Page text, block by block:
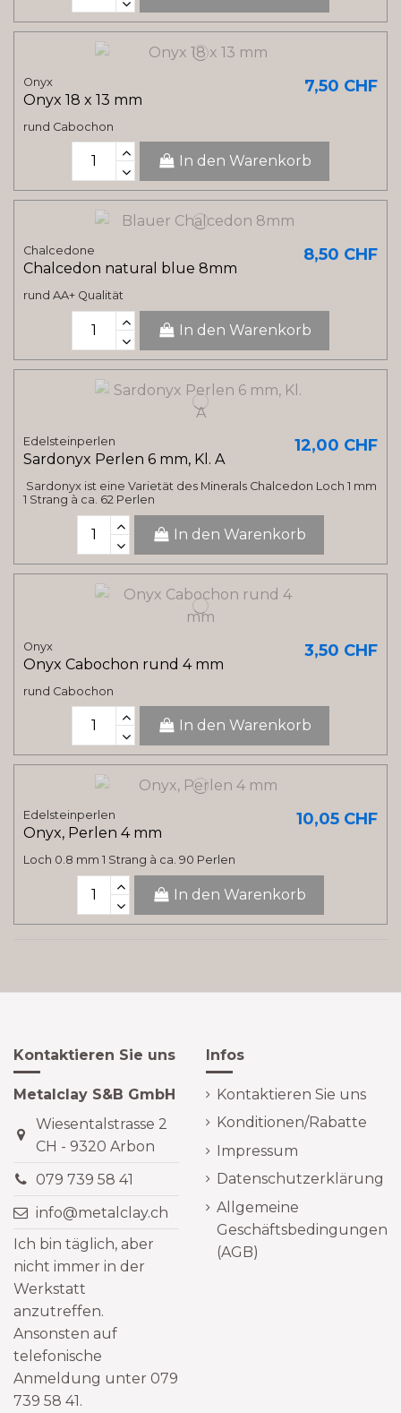
Onyx
Onyx 18 x 13 mm
7,50 CHF
rund Cabochon
In den Warenkorb
Chalcedone
Chalcedon natural blue 8mm
8,50 CHF
rund AA+ Qualität
In den Warenkorb
Edelsteinperlen
Sardonyx Perlen 6 mm, Kl. A
12,00 CHF
Sardonyx ist eine Varietät des Minerals Chalcedon Loch 1 mm
1 Strang à ca. 62 Perlen
In den Warenkorb
Onyx
Onyx Cabochon rund 4 mm
3,50 CHF
rund Cabochon
In den Warenkorb
Edelsteinperlen
Onyx, Perlen 4 mm
10,05 CHF
Loch 0.8 mm 1 Strang à ca. 90 Perlen
In den Warenkorb
Kontaktieren Sie uns
Metalclay S&B GmbH
Wiesentalstrasse 2
CH - 9320 Arbon
079 739 58 41
info@metalclay.ch
Ich bin täglich, aber
nicht immer in der
Werkstatt
anzutreffen.
Ansonsten auf
telefonische
Anmeldung unter 079
739 58 41.
Infos
Kontaktieren Sie uns
Konditionen/Rabatte
Impressum
Datenschutzerklärung
Allgemeine
Geschäftsbedingungen
(AGB)